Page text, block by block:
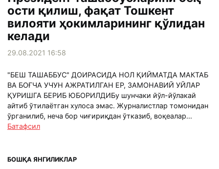
ости қилиш, фақат Тошкент
вилояти ҳокимларининг қўлидан
келади
29.08.2021 16:58
"БЕШ ТАШАББУС" ДОИРАСИДА НОЛ ҚИЙМАТДА МАКТАБ
ВА БОҒЧА УЧУН АЖРАТИЛГАН ЕР, ЗАМОНАВИЙ УЙЛАР
ҚУРИШГА БЕРИБ ЮБОРИЛДИБу шунчаки йўл-йўлакай
айтиб ўтилаётган хулоса эмас. Журналистлар томонидан
ўрганилиб, неча бор чиғириқдан ўтказиб, воқеалар...
Батафсил
БОШҚА ЯНГИЛИКЛАР